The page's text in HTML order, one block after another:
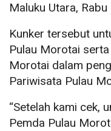
Maluku Utara,
Kunker tersebut
Pulau Morotai
Morotai dalam
Pariwisata Pulau
“Setelah kami cek,
Pemda Pulau